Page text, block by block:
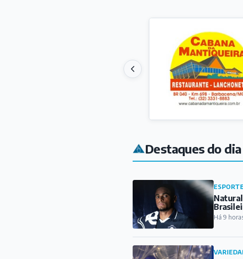
Destaques do dia
Um